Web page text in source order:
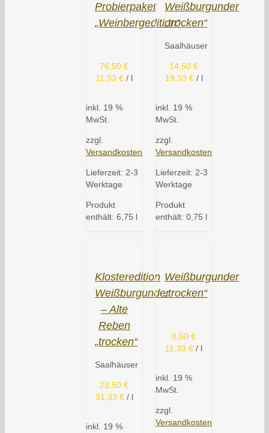
Probierpaket
„Weinbergedition“
76,50€
11,33€ / l
inkl. 19 %
MwSt.
zzgl.
Versandkosten
Lieferzeit: 2-3
Werktage
Produkt
enthält: 6,75 l
Weißburgunder
„trocken“
Saalhäuser
14,50€
19,33 €/ l
inkl. 19 %
MwSt.
zzgl.
Versandkosten
Lieferzeit: 2-3
Werktage
Produkt
enthält: 0,75 l
Klosteredition
Weißburgunder
– Alte
Reben
„trocken“
Saalhäuser
23,50€
31,33 €/ l
inkl. 19 %
Weißburgunder
„trocken“
8,50€
11,33€ / l
inkl. 19 %
MwSt.
zzgl.
Versandkosten